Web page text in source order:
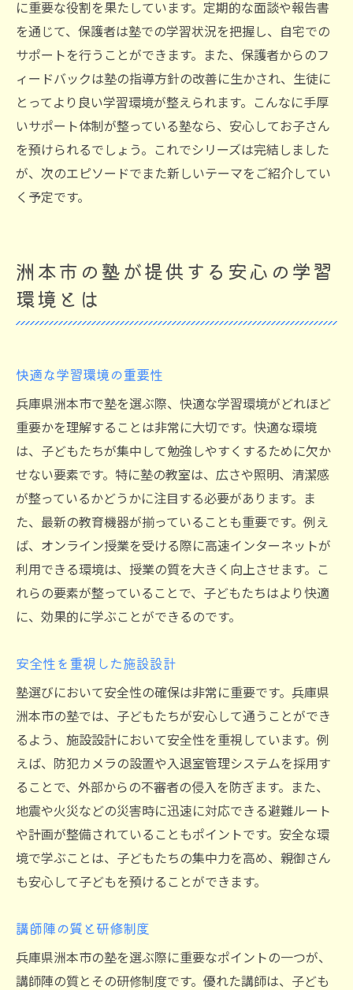
に重要な役割を果たしています。定期的な面談や報告書
を通じて、保護者は塾での学習状況を把握し、自宅での
サポートを行うことができます。また、保護者からのフ
ィードバックは塾の指導方針の改善に生かされ、生徒に
とってより良い学習環境が整えられます。こんなに手厚
いサポート体制が整っている塾なら、安心してお子さん
を預けられるでしょう。これでシリーズは完結しました
が、次のエピソードでまた新しいテーマをご紹介してい
く予定です。
洲本市の塾が提供する安心の学習
環境とは
快適な学習環境の重要性
兵庫県洲本市で塾を選ぶ際、快適な学習環境がどれほど
重要かを理解することは非常に大切です。快適な環境
は、子どもたちが集中して勉強しやすくするために欠か
せない要素です。特に塾の教室は、広さや照明、清潔感
が整っているかどうかに注目する必要があります。ま
た、最新の教育機器が揃っていることも重要です。例え
ば、オンライン授業を受ける際に高速インターネットが
利用できる環境は、授業の質を大きく向上させます。こ
れらの要素が整っていることで、子どもたちはより快適
に、効果的に学ぶことができるのです。
安全性を重視した施設設計
塾選びにおいて安全性の確保は非常に重要です。兵庫県
洲本市の塾では、子どもたちが安心して通うことができ
るよう、施設設計において安全性を重視しています。例
えば、防犯カメラの設置や入退室管理システムを採用す
ることで、外部からの不審者の侵入を防ぎます。また、
地震や火災などの災害時に迅速に対応できる避難ルート
や計画が整備されていることもポイントです。安全な環
境で学ぶことは、子どもたちの集中力を高め、親御さん
も安心して子どもを預けることができます。
講師陣の質と研修制度
兵庫県洲本市の塾を選ぶ際に重要なポイントの一つが、
講師陣の質とその研修制度です。優れた講師は、子ども